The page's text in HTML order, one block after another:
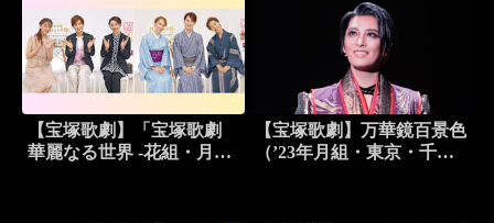
【宝塚歌劇】「宝塚歌劇
華麗なる世界 -花組・月組
【宝塚歌劇】万華鏡百景色
（’23年月組・東京・千秋